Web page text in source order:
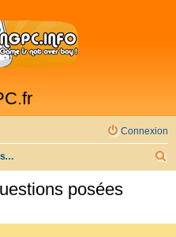
Connexion
Foire aux questions (Questions posées fréquemment)
posées